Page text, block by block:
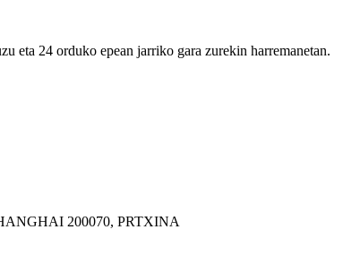
eta 24 orduko epean jarriko gara zurekin harremanetan.
200070, PRTXINA